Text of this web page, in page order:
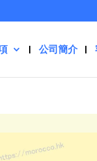
公司簡介